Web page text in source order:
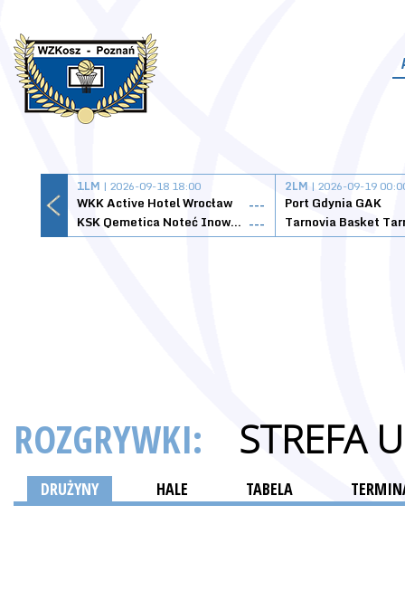
1LM | 2026-09-18 18:00
WKK Active Hotel Wrocław
---
KSK Qemetica Noteć Inowrocław ---
2LM | 2026-09-19
Port Gdynia GAK
ROZGRYWKI: STREFA
DRUŻYNY HALE TABELA